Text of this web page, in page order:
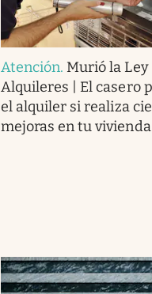
Atención. Murió la Ley
Alquileres | El casero
el alquiler si realiza
mejoras en tu vivienda